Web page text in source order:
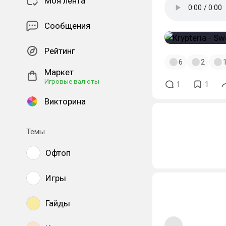
Сообщения
Рейтинг
Маркет
Игровые валюты
Викторина
Темы
Офтоп
Игры
Гайды
6 2
1 1